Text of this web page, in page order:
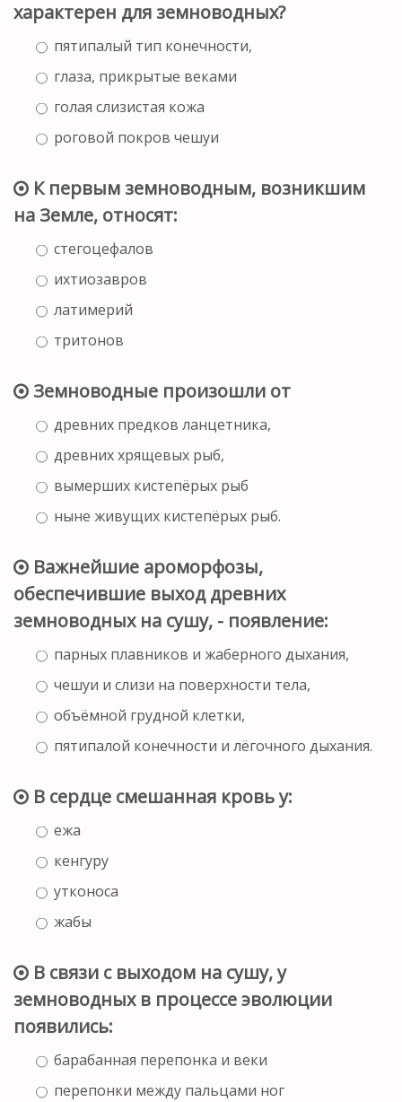
характерен для земноводных?
пятипалый тип конечности,
глаза, прикрытые веками
голая слизистая кожа
роговой покров чешуи
К первым земноводным, возникшим
на Земле, относят:
стегоцефалов
ихтиозавров
латимерий
тритонов
Земноводные произошли от
древних предков ланцетника,
древних хрящевых рыб,
вымерших кистепёрых рыб
ныне живущих кистепёрых рыб.
Важнейшие ароморфозы,
обеспечившие выход древних
земноводных на сушу, - появление:
парных плавников и жаберного дыхания,
чешуи и слизи на поверхности тела,
объёмной грудной клетки,
пятипалой конечности и лёгочного дыхания.
В сердце смешанная кровь у:
ежа
кенгуру
утконоса
жабы
В связи с выходом на сушу, у
земноводных в процессе эволюции
появились:
барабанная перепонка и веки
перепонки между пальцами ног